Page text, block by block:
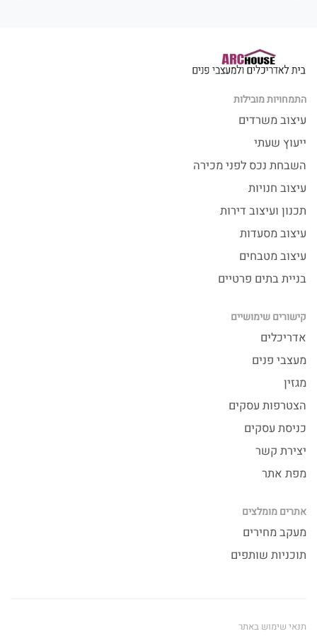
התמחויות מובילות
עיצוב משרדים
ייעוץ שעתי
השבחת נכס לפני מכירה
עיצוב חנויות
תכנון ועיצוב דירות
עיצוב מסעדות
עיצוב מטבחים
בניית בתים פרטיים
קישורים שימושיים
אדריכלים
מעצבי פנים
מגזין
הצטרפות עסקים
כניסת עסקים
יצירת קשר
מפת אתר
אתרים מומלצים
מעקב מחירים
תוכניות שותפים
תנאי שימוש באתר